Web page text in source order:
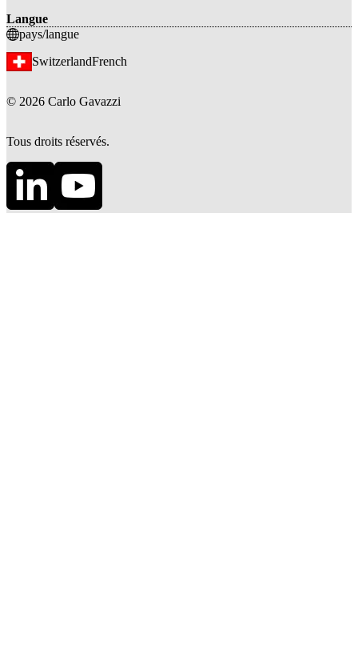
Langue
pays/langue
SwitzerlandFrench
© 2026 Carlo Gavazzi
Tous droits réservés.